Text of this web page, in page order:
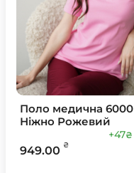
Поло медична 6000
Ніжно Рожевий
949.00 ₴
+47₴